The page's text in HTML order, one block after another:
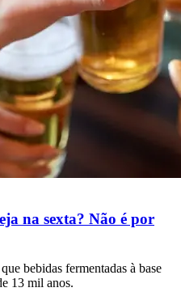
na sexta? Não é por
bebidas fermentadas à base
13 mil anos.